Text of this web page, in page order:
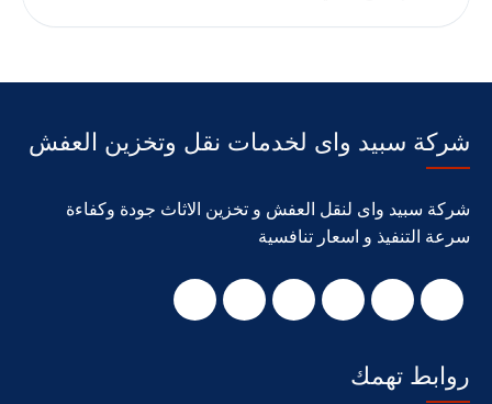
شركة سبيد واى لخدمات نقل وتخزين العفش
شركة سبيد واى لنقل العفش و تخزين الاثاث جودة وكفاءة
سرعة التنفيذ و اسعار تنافسية
روابط تهمك